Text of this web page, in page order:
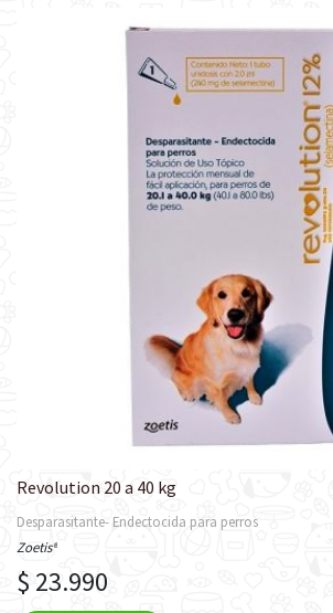
Revolution 20 a 40 kg
Desparasitante- Endectocida para perros
Zoetis®
$ 23.990